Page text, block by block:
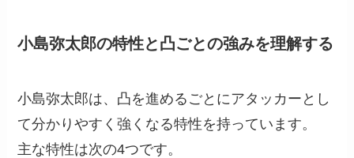
小島弥太郎の特性と凸ごとの強みを理解する
小島弥太郎は、凸を進めるごとにアタッカーとし
て分かりやすく強くなる特性を持っています。
主な特性は次の4つです。